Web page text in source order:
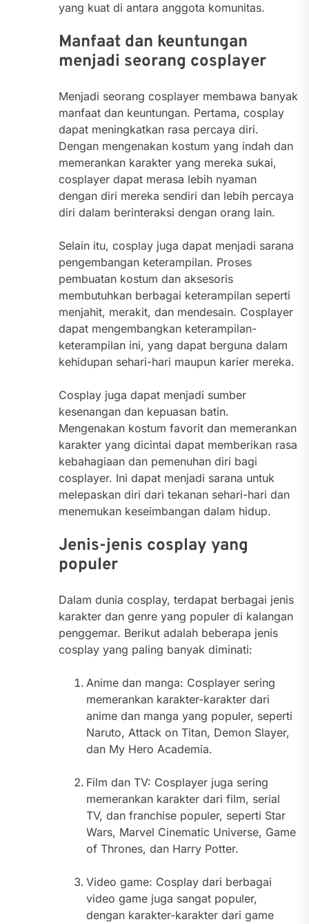
yang kuat di antara anggota komunitas.
Manfaat dan keuntungan
menjadi seorang cosplayer
Menjadi seorang cosplayer membawa banyak
manfaat dan keuntungan. Pertama, cosplay
dapat meningkatkan rasa percaya diri.
Dengan mengenakan kostum yang indah dan
memerankan karakter yang mereka sukai,
cosplayer dapat merasa lebih nyaman
dengan diri mereka sendiri dan lebih percaya
diri dalam berinteraksi dengan orang lain.
Selain itu, cosplay juga dapat menjadi sarana
pengembangan keterampilan. Proses
pembuatan kostum dan aksesoris
membutuhkan berbagai keterampilan seperti
menjahit, merakit, dan mendesain. Cosplayer
dapat mengembangkan keterampilan-
keterampilan ini, yang dapat berguna dalam
kehidupan sehari-hari maupun karier mereka.
Cosplay juga dapat menjadi sumber
kesenangan dan kepuasan batin.
Mengenakan kostum favorit dan memerankan
karakter yang dicintai dapat memberikan rasa
kebahagiaan dan pemenuhan diri bagi
cosplayer. Ini dapat menjadi sarana untuk
melepaskan diri dari tekanan sehari-hari dan
menemukan keseimbangan dalam hidup.
Jenis-jenis cosplay yang
populer
Dalam dunia cosplay, terdapat berbagai jenis
karakter dan genre yang populer di kalangan
penggemar. Berikut adalah beberapa jenis
cosplay yang paling banyak diminati:
Anime dan manga: Cosplayer sering
memerankan karakter-karakter dari
anime dan manga yang populer, seperti
Naruto, Attack on Titan, Demon Slayer,
dan My Hero Academia.
Film dan TV: Cosplayer juga sering
memerankan karakter dari film, serial
TV, dan franchise populer, seperti Star
Wars, Marvel Cinematic Universe, Game
of Thrones, dan Harry Potter.
Video game: Cosplay dari berbagai
video game juga sangat populer,
dengan karakter-karakter dari game